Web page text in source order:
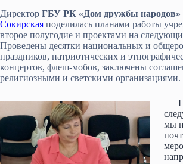
Директор ГБУ РК «Дом дружбы народов»
Сокирская поделилась планами работы
второе полугодие и проектами на
Проведены десятки национальных и
праздников, патриотических и
концертов, флеш-мобов, заключены
религиозными и светскими организациями.
—
мы